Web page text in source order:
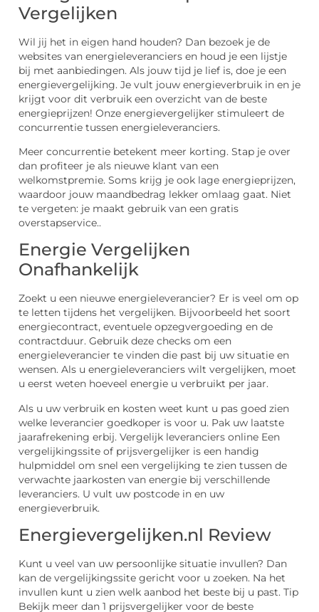
Vergelijken
Wil jij het in eigen hand houden? Dan bezoek je de
websites van energieleveranciers en houd je een lijstje
bij met aanbiedingen. Als jouw tijd je lief is, doe je een
energievergelijking. Je vult jouw energieverbruik in en je
krijgt voor dit verbruik een overzicht van de beste
energieprijzen! Onze energievergelijker stimuleert de
concurrentie tussen energieleveranciers.
Meer concurrentie betekent meer korting. Stap je over
dan profiteer je als nieuwe klant van een
welkomstpremie. Soms krijg je ook lage energieprijzen,
waardoor jouw maandbedrag lekker omlaag gaat. Niet
te vergeten: je maakt gebruik van een gratis
overstapservice..
Energie Vergelijken
Onafhankelijk
Zoekt u een nieuwe energieleverancier? Er is veel om op
te letten tijdens het vergelijken. Bijvoorbeeld het soort
energiecontract, eventuele opzegvergoeding en de
contractduur. Gebruik deze checks om een
energieleverancier te vinden die past bij uw situatie en
wensen. Als u energieleveranciers wilt vergelijken, moet
u eerst weten hoeveel energie u verbruikt per jaar.
Als u uw verbruik en kosten weet kunt u pas goed zien
welke leverancier goedkoper is voor u. Pak uw laatste
jaarafrekening erbij. Vergelijk leveranciers online Een
vergelijkingssite of prijsvergelijker is een handig
hulpmiddel om snel een vergelijking te zien tussen de
verwachte jaarkosten van energie bij verschillende
leveranciers. U vult uw postcode in en uw
energieverbruik.
Energievergelijken.nl Review
Kunt u veel van uw persoonlijke situatie invullen? Dan
kan de vergelijkingssite gericht voor u zoeken. Na het
invullen kunt u zien welk aanbod het beste bij u past. Tip
Bekijk meer dan 1 prijsvergelijker voor de beste